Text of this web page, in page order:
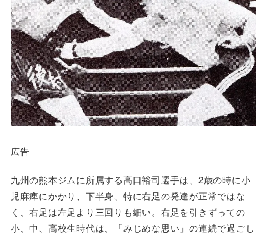
広告
九州の熊本ジムに所属する高口裕司選手は、2歳の時に小
児麻痺にかかり、下半身、特に右足の発達が正常ではな
く、右足は左足より三回りも細い。右足を引きずっての
小、中、高校生時代は、「みじめな思い」の連続で過ごし